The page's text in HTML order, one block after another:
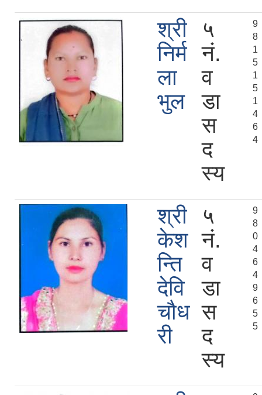
श्री
निर्म
ला
भुल
५
नं.
व
डा
स
द
स्य
9
8
1
5
1
5
1
4
6
4
श्री
केश
न्ति
देवि
चौध
री
५
नं.
व
डा
स
द
स्य
9
8
0
4
6
4
9
6
5
5